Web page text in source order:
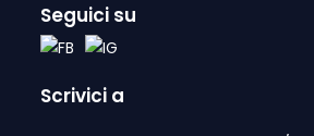
Seguici su
Scrivici a